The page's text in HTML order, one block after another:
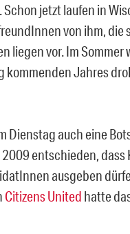
jetzt laufen in
von ihm, die
liegen vor. Im Sommer
kommenden Jahres
Dienstag auch eine
entschieden, dass
ausgeben
Citizens United hatte